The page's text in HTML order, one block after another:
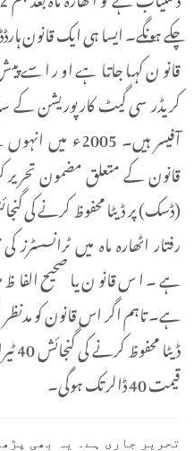
چکے ہونگے۔ ایسا ہی ایک قانون
قانون کہا جاتا ہے اور
کریڈر سی گیٹ کارپوریشن کے
آفیسر ہیں۔
قانون کے متعلق مضمون
(ڈسک) پر ڈیٹا محفوظ کرنے کی
رفتار اٹھارہ ماہ میں
ہے۔ اس قانون یا صحیح
قیمت 40 ڈالر تک ہوگی۔
تحریر جاری ہے۔ یہ بھی